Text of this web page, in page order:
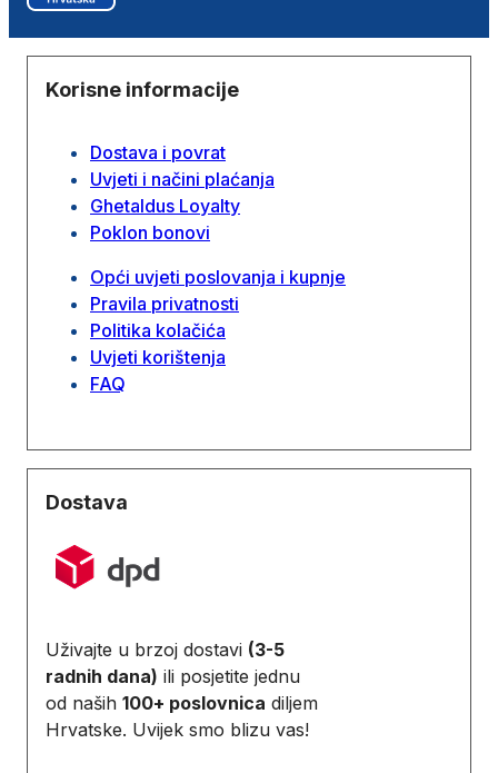
Korisne informacije
Dostava i povrat
Uvjeti i načini plaćanja
Ghetaldus Loyalty
Poklon bonovi
Opći uvjeti poslovanja i kupnje
Pravila privatnosti
Politika kolačića
Uvjeti korištenja
FAQ
Dostava
Uživajte u brzoj dostavi (3-5
radnih dana) ili posjetite jednu
od naših 100+ poslovnica diljem
Hrvatske. Uvijek smo blizu vas!